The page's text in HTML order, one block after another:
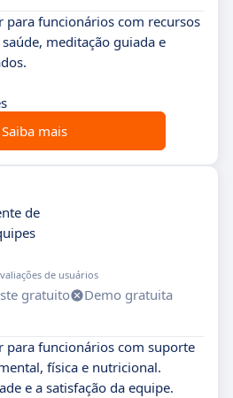
para funcionários com recursos
meditação guiada e
Saiba mais
de
de usuários
gratuito
Demo gratuita
para funcionários com suporte
física e nutricional.
e a satisfação da equipe.